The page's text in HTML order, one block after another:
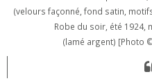
(velours façonné, fond satin,
Robe du soir, été 1924,
(lamé argent) [Photo